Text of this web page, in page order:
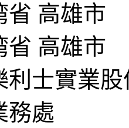
省 高雄市
省 高雄市
利士實業
務處